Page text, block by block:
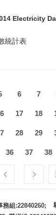
Electricity
統計表
6 7
17 18
28 29
36 37 38
務組:22840260;